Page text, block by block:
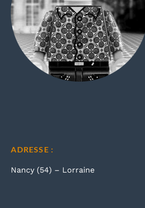
ADRESSE :
Nancy (54) – Lorraine